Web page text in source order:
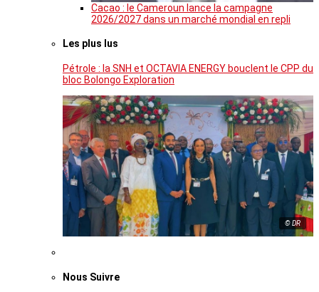
Cacao : le Cameroun lance la campagne
2026/2027 dans un marché mondial en repli
Les plus lus
Pétrole : la SNH et OCTAVIA ENERGY bouclent le CPP du
bloc Bolongo Exploration
© DR
Nous Suivre